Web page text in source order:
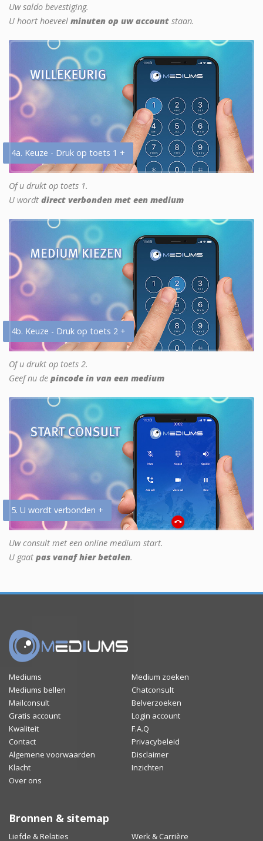
Uw saldo bevestiging.
U hoort hoeveel minuten op uw account staan.
4a. Keuze - Druk op toets 1 +
Of u drukt op toets 1.
U wordt direct verbonden met een medium
4b. Keuze - Druk op toets 2 +
Of u drukt op toets 2.
Geef nu de pincode in van een medium
5. U wordt verbonden +
Uw consult met een online medium start.
U gaat pas vanaf hier betalen.
Mediums
Medium zoeken
Mediums bellen
Chatconsult
Mailconsult
Belverzoeken
Gratis account
Login account
Kwaliteit
F.A.Q
Contact
Privacybeleid
Algemene voorwaarden
Disclaimer
Klacht
Inzichten
Over ons
Bronnen & sitemap
Liefde & Relaties Werk & Carrière